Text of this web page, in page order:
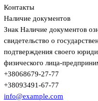
Контакты
Наличие документов
Знак Наличие документов
свидетельство о
подтверждения своего
физического лица-
+38068679-27-77
+38093491-67-77
info@example.com